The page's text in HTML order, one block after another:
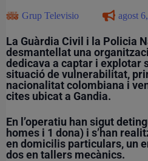
Grup Televisio agost
La Guàrdia Civil i la Policia
desmantellat una
dedicava a captar i explotar
situació de vulnerabilitat,
nacionalitat colombiana i
cites ubicat a Gandia.
En l’operatiu han sigut
homes i 1 dona) i s’han
en domicilis particulars, un
dos en tallers mecànics.